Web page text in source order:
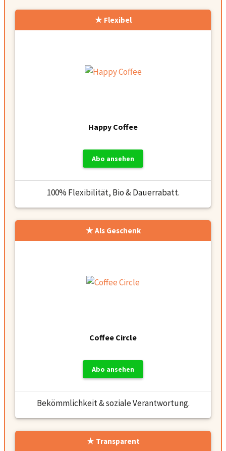
Flexibel
Happy Coffee
Abo ansehen
100% Flexibilität, Bio & Dauerrabatt.
Als Geschenk
Coffee Circle
Abo ansehen
Bekömmlichkeit & soziale Verantwortung.
Transparent